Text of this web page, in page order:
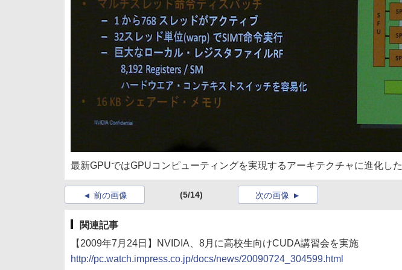
最新GPUではGPUコンピューティングを実現するアーキテクチャに進化した
前の画像 (5/14) 次の画像
関連記事
【2009年7月24日】NVIDIA、8月に高校生向けCUDA講習会を実施
http://pc.watch.impress.co.jp/docs/news/20090724_304599.html